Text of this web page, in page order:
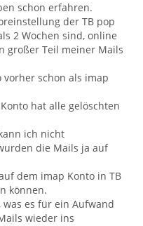
schon erfahren.
der TB pop
2 Wochen sind, online
großer Teil meiner Mails
schon als imap
hat alle gelöschten
ich nicht
die Mails ja auf
dem imap Konto in TB
können.
es für ein Aufwand
wieder ins